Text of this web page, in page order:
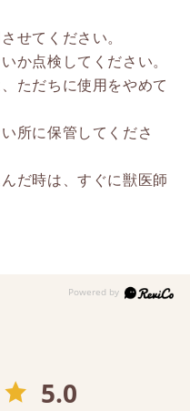
せてください。
か点検してください。
ただちに使用をやめて
所に保管してくださ
だ時は、すぐに獣医師
5.0